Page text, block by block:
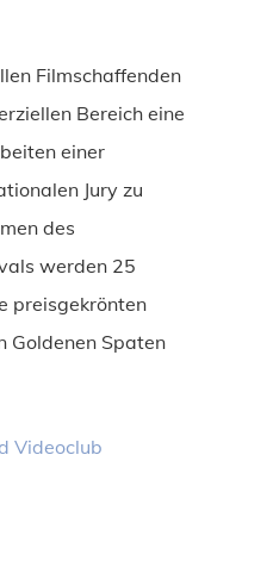
Filmschaffenden
Bereich eine
einer
Jury zu
des
werden 25
preisgekrönten
Goldenen Spaten
Videoclub